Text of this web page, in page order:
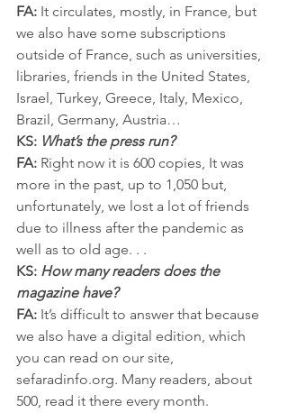
FA: It circulates, mostly, in France, but
we also have some subscriptions
outside of France, such as universities,
libraries, friends in the United States,
Israel, Turkey, Greece, Italy, Mexico,
Brazil, Germany, Austria…
KS: What’s the press run?
FA: Right now it is 600 copies, It was
more in the past, up to 1,050 but,
unfortunately, we lost a lot of friends
due to illness after the pandemic as
well as to old age. . .
KS: How many readers does the
magazine have?
FA: It’s difficult to answer that because
we also have a digital edition, which
you can read on our site,
sefaradinfo.org. Many readers, about
500, read it there every month.